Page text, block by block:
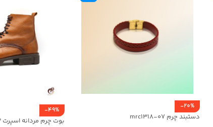
-20%
دستبند چرم mrc1318-07
-49%
بوت چرم مردانه اسپرت mrc300202